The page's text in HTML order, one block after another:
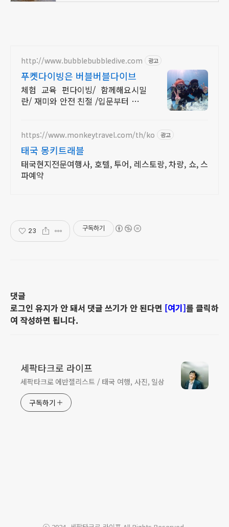
http://www.bubblebubbledive.com 광고
푸켓다이빙은 버블버블다이브
체험 교육 펀다이빙/ 함께해요시밀
란/ 재미와 안전 친절 /입문부터 강사
https://www.monkeytravel.com/th/ko 광고
태국 몽키트래블
태국현지전문여행사, 호텔, 투어, 레스토랑, 차량, 쇼, 스
파예약
23 구독하기
댓글
로그인 유지가 안 돼서 댓글 쓰기가 안 된다면 [여기]를 클릭하
여 작성하면 됩니다.
세팍타크로 라이프
세팍타크로 에반젤리스트 / 태국 여행, 사진, 일상
구독하기